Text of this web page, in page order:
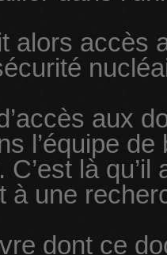
alors accès
aux
l’équipe
là
à une
dont ce